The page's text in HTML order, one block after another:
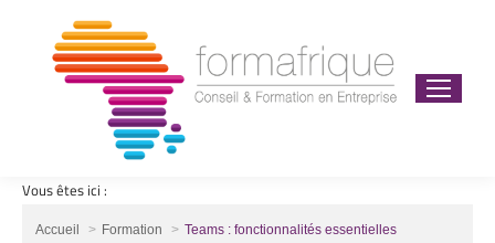
Vous êtes ici :
Vous êtes ici :
Accueil Formation Teams : fonctionnalités essentielles